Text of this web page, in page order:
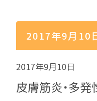
2017年9月10日
2017年9月10日
皮膚筋炎・多